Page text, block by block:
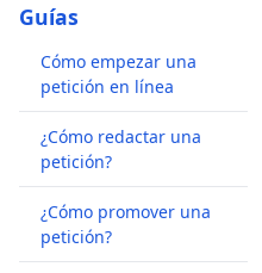
Guías
Cómo empezar una
petición en línea
¿Cómo redactar una
petición?
¿Cómo promover una
petición?